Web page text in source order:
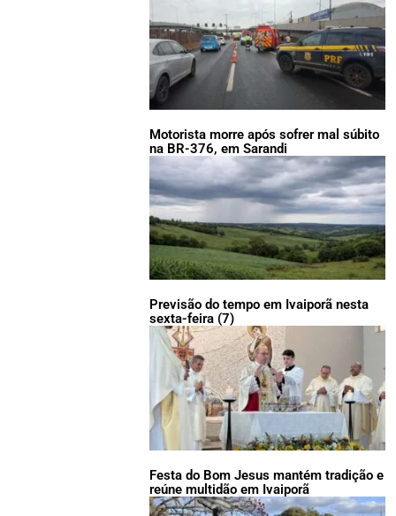
Motorista morre após sofrer mal súbito
na BR-376, em Sarandi
Previsão do tempo em Ivaiporã nesta
sexta-feira (7)
Festa do Bom Jesus mantém tradição e
reúne multidão em Ivaiporã